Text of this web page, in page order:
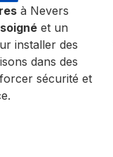
à Nevers
et un
installer des
dans des
sécurité et